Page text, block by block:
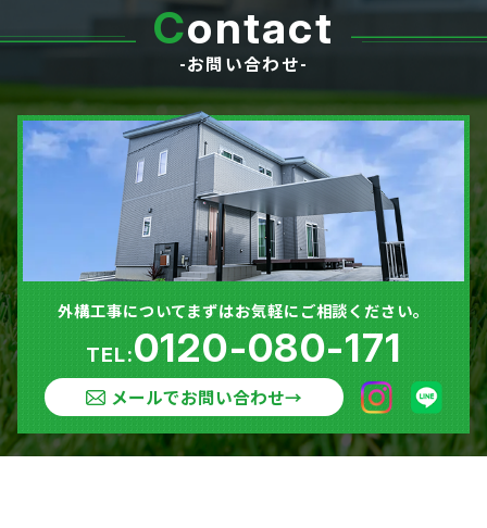
Contact
-お問い合わせ-
外構工事についてまずはお気軽にご相談ください。
TEL:0120-080-171
メールでお問い合わせ→